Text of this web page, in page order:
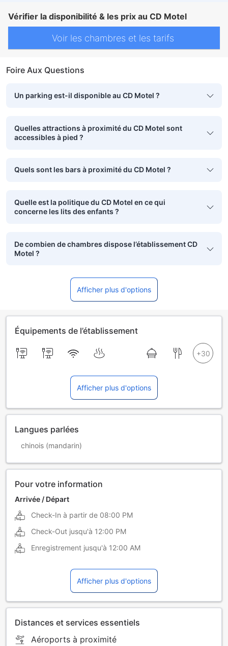
Vérifier la disponibilité & les prix au CD Motel
Voir les chambres et les tarifs
Foire Aux Questions
Un parking est-il disponible au CD Motel ?
Quelles attractions à proximité du CD Motel sont
accessibles à pied ?
Quels sont les bars à proximité du CD Motel ?
Quelle est la politique du CD Motel en ce qui
concerne les lits des enfants ?
De combien de chambres dispose l’établissement CD
Motel ?
Afficher plus d'options
Équipements de l’établissement
Afficher plus d'options
Langues parlées
chinois (mandarin)
Pour votre information
Arrivée / Départ
Check-In à partir de 08:00 PM
Check-Out jusqu'à 12:00 PM
Enregistrement jusqu'à 12:00 AM
Afficher plus d'options
Distances et services essentiels
Aéroports à proximité